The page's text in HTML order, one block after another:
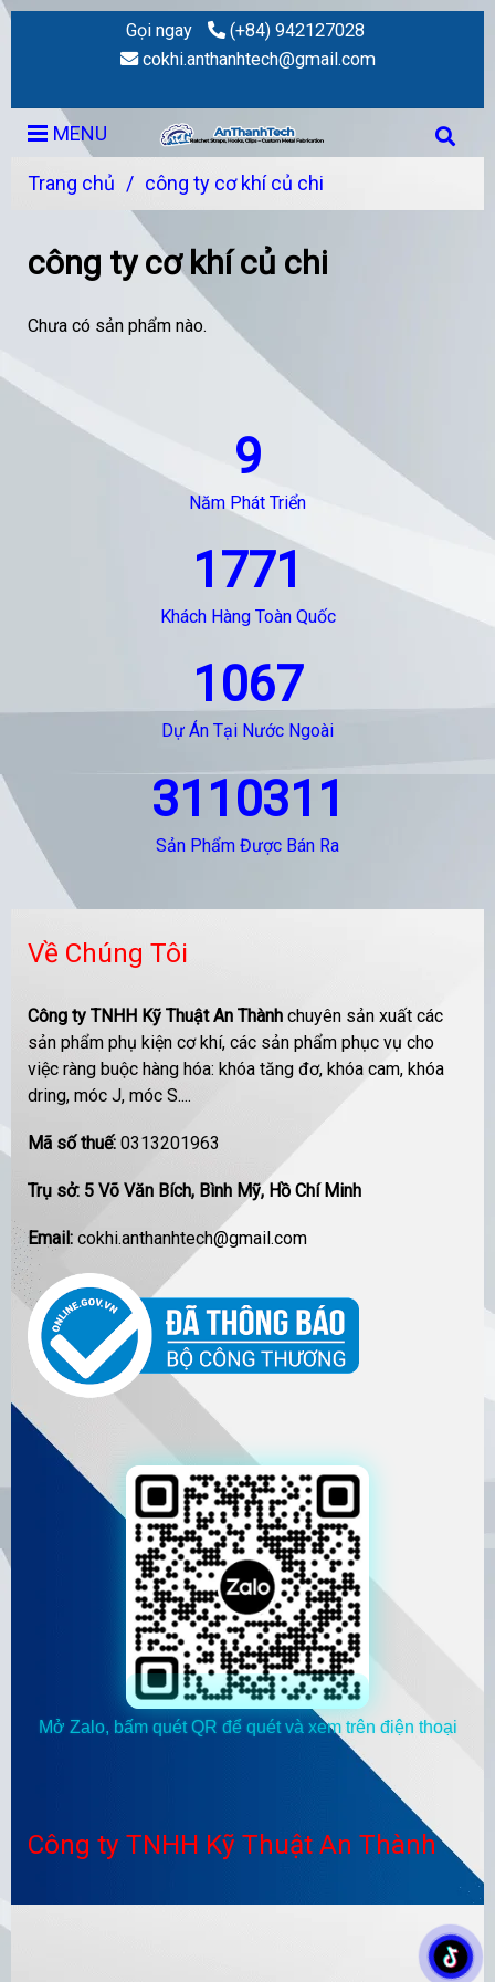
Gọi ngay
(+84) 942127028
cokhi.anthanhtech@gmail.com
MENU
Trang chủ / công ty cơ khí củ chi
công ty cơ khí củ chi
Chưa có sản phẩm nào.
9
Năm Phát Triển
1771
Khách Hàng Toàn Quốc
1067
Dự Án Tại Nước Ngoài
3110311
Sản Phẩm Được Bán Ra
Về Chúng Tôi
Công ty TNHH Kỹ Thuật An Thành chuyên sản xuất các
sản phẩm phụ kiện cơ khí, các sản phẩm phục vụ cho
việc ràng buộc hàng hóa: khóa tăng đơ, khóa cam, khóa
dring, móc J, móc S....
Mã số thuế: 0313201963
Trụ sở: 5 Võ Văn Bích, Bình Mỹ, Hồ Chí Minh
Email: cokhi.anthanhtech@gmail.com
Mở Zalo, bấm quét QR để quét và xem trên điện thoại
Công ty TNHH Kỹ Thuật An Thành